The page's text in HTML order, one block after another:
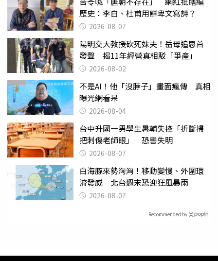
歷史：李白、杜甫用鮮卑文寫詩？
2026-08-07
陽明交大教授砍死妹夫！岳母追思首
發聲 揭11年經營真相駁「爭產」
2026-08-02
不是AI！他「沒脖子」畫面瘋傳 真相
曝光網看呆
2026-08-04
台中升國一男學生暑輔失控「折斷掃
把刺傷老師眼」 恐害失明
2026-08-07
白海豚來勢洶洶！移動變慢、外圍環
流發威 北台週末恐迎狂風暴雨
2026-08-07
Recommended by